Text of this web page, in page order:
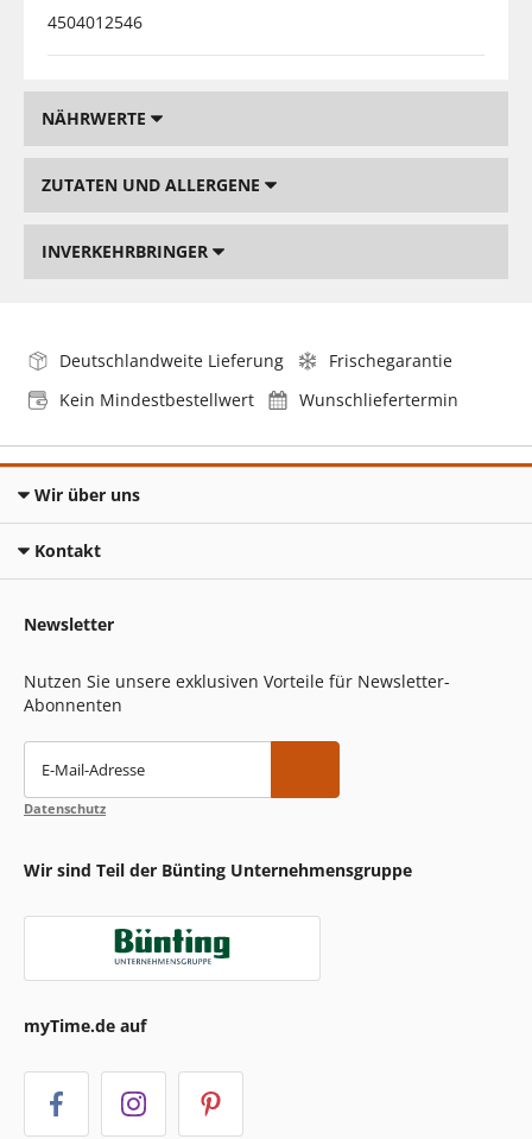
4504012546
NÄHRWERTE
ZUTATEN UND ALLERGENE
INVERKEHRBRINGER
Deutschlandweite Lieferung
Frischegarantie
Kein Mindestbestellwert
Wunschliefertermin
Wir über uns
Kontakt
Newsletter
Nutzen Sie unsere exklusiven Vorteile für Newsletter-
Abonnenten
E-Mail-Adresse
Datenschutz
Wir sind Teil der Bünting Unternehmensgruppe
myTime.de auf